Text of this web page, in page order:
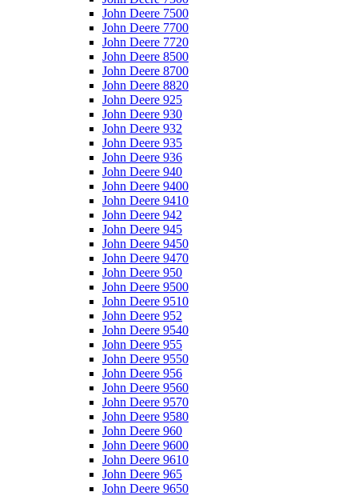
John Deere 7500
John Deere 7700
John Deere 7720
John Deere 8500
John Deere 8700
John Deere 8820
John Deere 925
John Deere 930
John Deere 932
John Deere 935
John Deere 936
John Deere 940
John Deere 9400
John Deere 9410
John Deere 942
John Deere 945
John Deere 9450
John Deere 9470
John Deere 950
John Deere 9500
John Deere 9510
John Deere 952
John Deere 9540
John Deere 955
John Deere 9550
John Deere 956
John Deere 9560
John Deere 9570
John Deere 9580
John Deere 960
John Deere 9600
John Deere 9610
John Deere 965
John Deere 9650